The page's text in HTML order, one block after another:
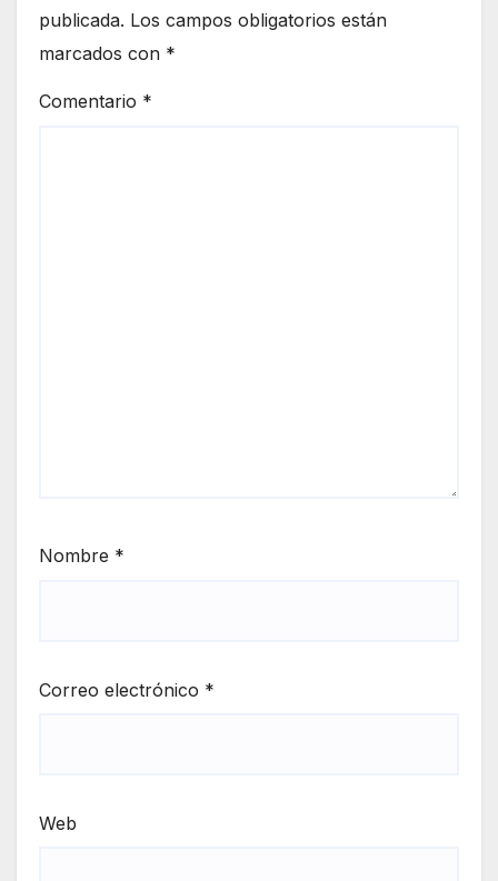
publicada. Los campos obligatorios están
marcados con *
Comentario *
Nombre *
Correo electrónico *
Web